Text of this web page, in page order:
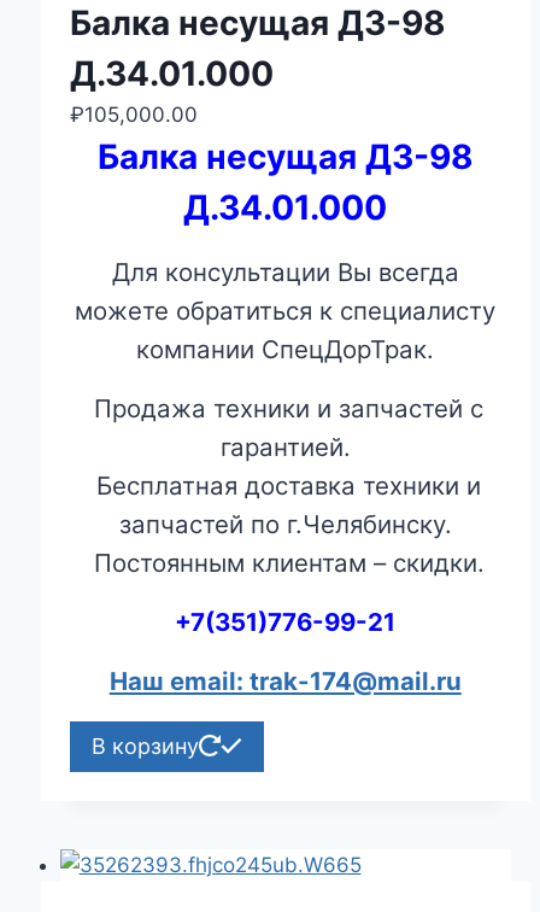
Балка несущая ДЗ-98
Д.34.01.000
₽105,000.00
Балка несущая ДЗ-98
Д.34.01.000
Для консультации Вы всегда
можете обратиться к специалисту
компании СпецДорТрак.
Продажа техники и запчастей с
гарантией.
Бесплатная доставка техники и
запчастей по г.Челябинску.
Постоянным клиентам – скидки.
+7(351)776-99-21
Наш email: trak-174@mail.ru
В корзину